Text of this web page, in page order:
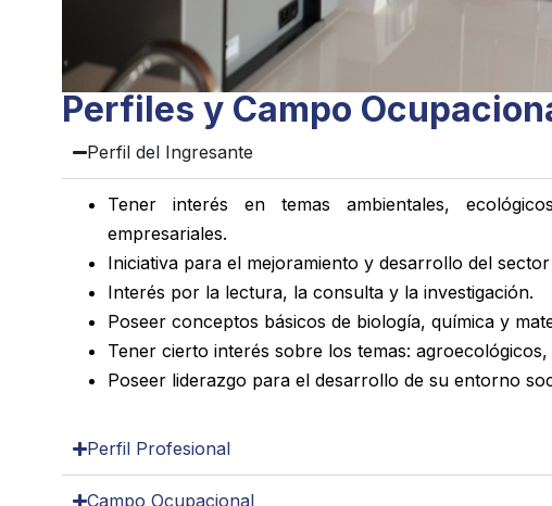
Perfiles y Campo
Perfil del Ingresante​
Tener interés en temas ambientales,
empresariales.
Iniciativa para el mejoramiento y desarrollo del
Interés por la lectura, la consulta y la investigación.
Poseer conceptos básicos de biología, química y
Tener cierto interés sobre los temas:
Poseer liderazgo para el desarrollo de su entorno
Perfil Profesional
Campo Ocupacional